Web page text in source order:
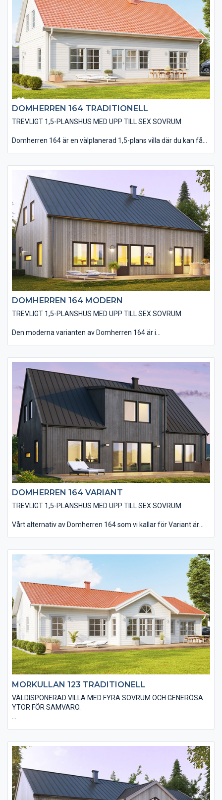
golvet. Du har en mängd valmöjligheter när det kommer till
material och utföranden. Välj bland olika träpaneltyper,
takbeläggningar, fönstertyper mm för att skapa just din
husdröm.
DOMHERREN 164 TRADITIONELL
TREVLIGT 1,5-PLANSHUS MED UPP TILL SEX SOVRUM
Domherren 164 är en välplanerad 1,5-plans villa där du kan få
Undervåningen rymmer även badrum, tvättstuga och två
sovrum vilket gör att du har valmöjligheten att vänta med att
inreda övervåningen först när familjen växer. På övre plan finns
fyra sovrum, ett badrum och allrum stort nog att rymma tv- och
spelhäng för barnen. Välj till takfönster eller takkupa för en
ljusare och rymligare känsla på övervåningen.Den traditionella
varianten av Domherren 164 är utförd med en liggande
träpanel, ett sadeltak med takpannor och spröjsade fönster.
Huset är även utfört med traditionella foder runt fönster och
dörrar samt knutbrädor vid hushörnen. Du har en mängd
valmöjligheter när det kommer till material och utföranden som
t ex: träpaneltyper, takbeläggningar, fönstertyper mm för att
utföra just din husdröm.
DOMHERREN 164 MODERN
TREVLIGT 1,5-PLANSHUS MED UPP TILL SEX SOVRUM
Den moderna varianten av Domherren 164 är i
Husets utförande utan dörr- och fönsterfoder samt knutbrädor
bidrar till ett modernt utseende. Du kan även välja att ge ditt
blivande hus din touch med en rad alternativa materialval.
DOMHERREN 164 VARIANT
TREVLIGT 1,5-PLANSHUS MED UPP TILL SEX SOVRUM
Vårt alternativ av Domherren 164 som vi kallar för Variant är
en stående slätspontad träpanel som med fördel kan målas
faluröd eller falusvart. Du kan självklart uppnå din husdröm
med alternativa materialval både in- och utvändigt.
MORKULLAN 123 TRADITIONELL
VÄLDISPONERAD VILLA MED FYRA SOVRUM OCH GENERÖSA
YTOR FÖR SAMVARO.
fönster. Huset är även utfört med traditionella foder runt
fönster och dörrar samt knutbrädor vid hushörnen. Du kan
anpassa material och utföranden efter din husdröm till
exempel genom träpaneltyper, takbeläggningar och
fönstertyper mm.